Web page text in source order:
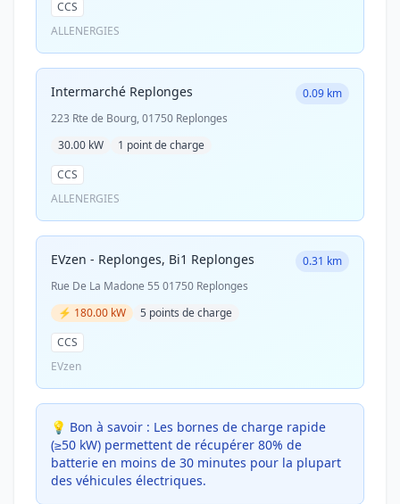
CCS
ALLENERGIES
Intermarché Replonges
0.09 km
223 Rte de Bourg, 01750 Replonges
30.00 kW
1 point de charge
CCS
ALLENERGIES
EVzen - Replonges, Bi1 Replonges
0.31 km
Rue De La Madone 55 01750 Replonges
⚡ 180.00 kW
5 points de charge
CCS
EVzen
💡 Bon à savoir : Les bornes de charge rapide
(≥50 kW) permettent de récupérer 80% de
batterie en moins de 30 minutes pour la plupart
des véhicules électriques.